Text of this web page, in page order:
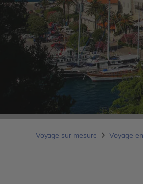
Voyage sur mesure Voyage